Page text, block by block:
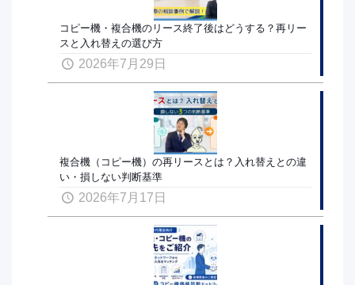
コピー機・複合機のリース終了後はどうする？再リー
スと入れ替えの選び方
2026年7月29日
複合機（コピー機）の再リースとは？入れ替えとの違
い・損しない判断基準
2026年7月17日